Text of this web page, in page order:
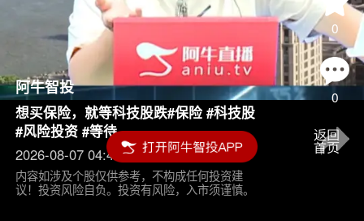
0
0
阿牛智投
想买保险，就等科技股跌#保险 #科技股
#风险投资 #等待
2026-08-07 04:45
内容如涉及个股仅供参考，不构成任何投资建
议！投资风险自负。投资有风险，入市须谨慎。